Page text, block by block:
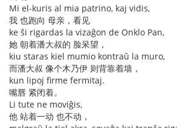
Mi el-kuris al mia patrino, kaj vidis,
我 也跑向 母亲，看见
ke ŝi rigardas la vizaĝon de Onklo Pan,
她 朝着潘大叔的 脸呆望，
kiu staras kiel mumio kontraŭ la muro,
而潘大叔 像个木乃伊 则背靠着墙，
kun lipoj firme fermitaj.
嘴唇 紧闭着。
Li tute ne moviĝis,
他 站着一动 也不动，